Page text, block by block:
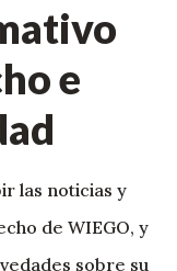
e
las noticias y
de WIEGO, y
sobre su